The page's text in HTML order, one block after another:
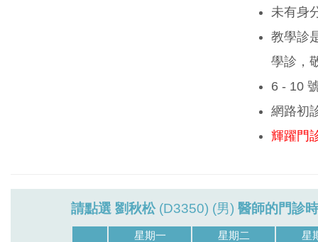
未有身
教學診
學診，
6 - 10
網路初
輝躍門